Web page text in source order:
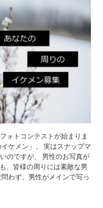
ォトコンテストが始まりま
ケメン」。 実はスナップマ
のですが、 男性のお写真が
、皆様の周りには素敵な男
わず、男性がメインで写っ